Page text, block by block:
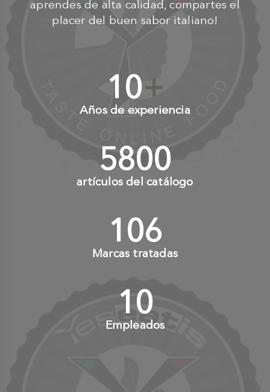
aprendes de alta calidad, compartes el
placer del buen sabor italiano!
10+
Años de experiencia
6000+
artículos del catálogo
110+
Marcas tratadas
10+
Empleados